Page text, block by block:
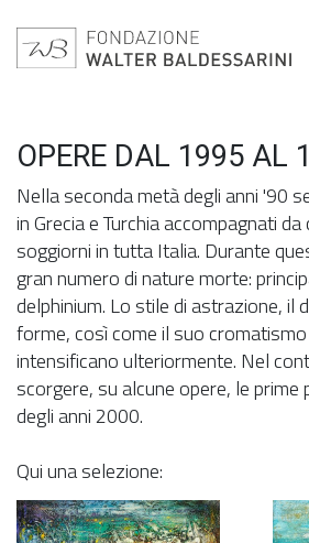
OPERE DAL 1995 AL
Nella seconda metà degli anni '90
in Grecia e Turchia accompagnati
soggiorni in tutta Italia. Durante
gran numero di nature morte:
delphinium. Lo stile di astrazione, il
forme, così come il suo
intensificano ulteriormente. Nel
scorgere, su alcune opere, le prime
degli anni 2000.
Qui una selezione: